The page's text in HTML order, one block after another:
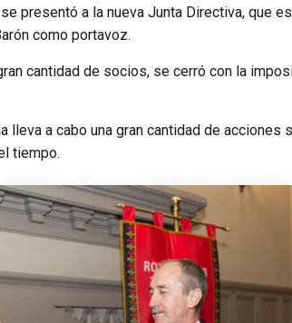
presentó a la nueva Junta Directiva, que
como portavoz.
cantidad de socios, se cerró con la
lleva a cabo una gran cantidad de
tiempo.